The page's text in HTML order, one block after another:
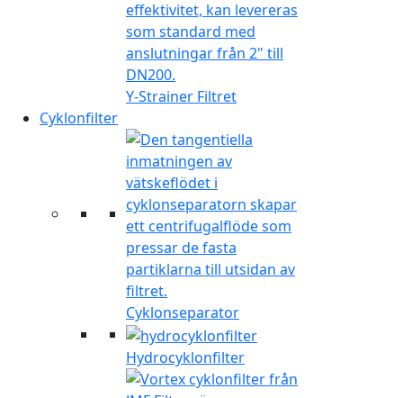
Y-Strainer Filtret
Cyklonfilter
Cyklonseparator
Hydrocyklonfilter